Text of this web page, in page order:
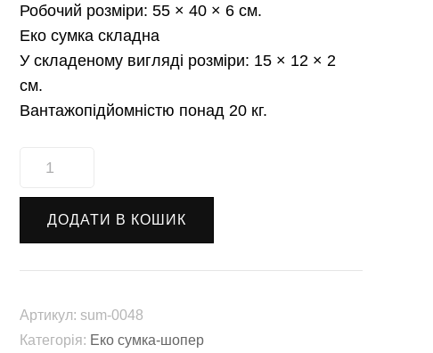
Робочий розміри: 55 × 40 × 6 см.
Еко сумка складна
У складеному вигляді розміри: 15 × 12 × 2
см.
Вантажопідйомністю понад 20 кг.
"Котэ"
кількість
ДОДАТИ В КОШИК
Артикул: sum-0048
Категорія: Еко сумка-шопер